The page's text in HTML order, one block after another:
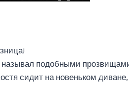
называл подобными
сидит на новеньком